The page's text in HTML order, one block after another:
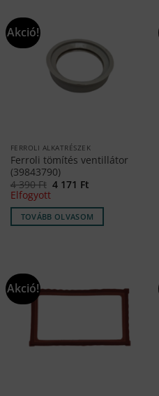
Akció!
FERROLI ALKATRÉSZEK
Ferroli tömítés ventillátor
(39843790)
4 390Ft Original
4
390 Ft.
4 171 FtCurrent
4
171 Ft.
Elfogyott
TOVÁBB OLVASOM
Akció!